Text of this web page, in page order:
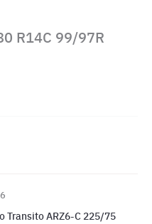
R14C 99/97R
Transito ARZ6-C 225/75